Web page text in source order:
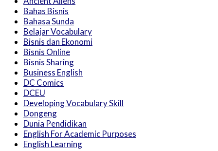
Bahas Bisnis
Bahasa Sunda
Belajar Vocabulary
Bisnis dan Ekonomi
Bisnis Online
Bisnis Sharing
Business English
DC Comics
DCEU
Developing Vocabulary Skill
Dongeng
Dunia Pendidikan
English For Academic Purposes
English Learning